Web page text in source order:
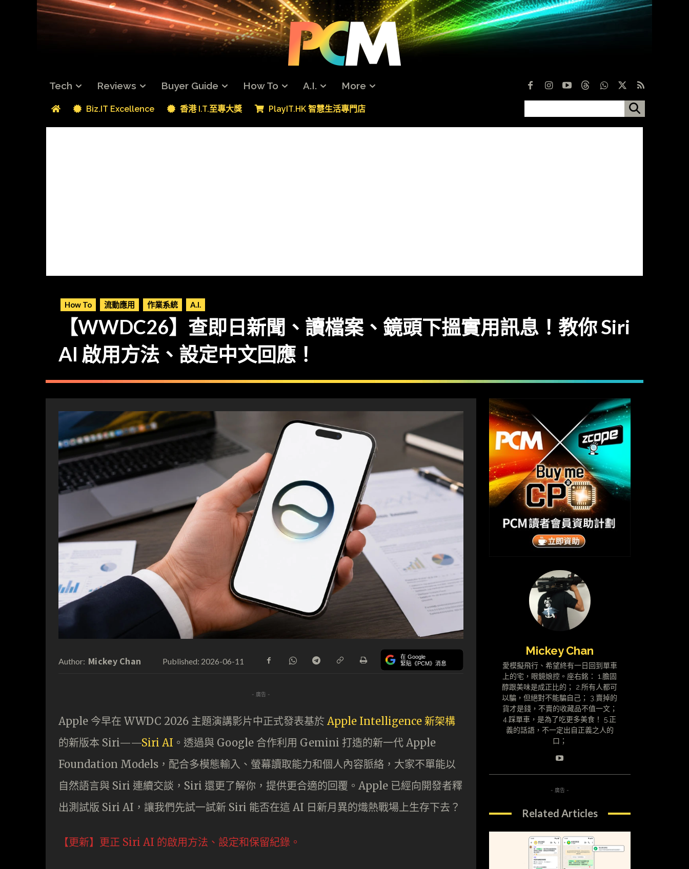
Tech Reviews Buyer Guide How To A.I. More
Biz.IT Excellence 香港 I.T.至專大獎 PlayIT.HK 智慧生活專門店
How To 流動應用 作業系統 A.I.
【WWDC26】查即日新聞、讀檔案、鏡頭下搵實用訊息！教你 Siri
AI 啟用方法、設定中文回應！
Author: Mickey Chan Published: 2026-06-11 在 Google
緊貼《PCM》消息
- 廣告 -
Apple 今早在 WWDC 2026 主題演講影片中正式發表基於 Apple Intelligence 新架構
的新版本 Siri——Siri AI 。透過與 Google 合作利用 Gemini 打造的新一代 Apple
Foundation Models，配合多模態輸入、螢幕讀取能力和個人內容脈絡，大家不單能以
自然語言與 Siri 連續交談，Siri 還更了解你，提供更合適的回覆。Apple 已經向開發者釋
出測試版 Siri AI，讓我們先試一試新 Siri 能否在這 AI 日新月異的熾熱戰場上生存下去？
【更新】更正 Siri AI 的啟用方法、設定和保留紀錄。
Mickey Chan
愛模擬飛行、希望終有一日回到單車
上的宅，眼鏡娘控。座右銘： 1.膽固
醇跟美味是成正比的； 2.所有人都可
以騙，但絕對不能騙自己； 3.賣掉的
貨才是錢，不賣的收藏品不值一文；
4.踩單車，是為了吃更多美食！ 5.正
義的話語，不一定出自正義之人的
口；
- 廣告 -
Related Articles